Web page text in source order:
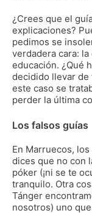
¿Crees que el
explicaciones?
pedimos se
verdadera cara:
educación. ¿Qué
decidido llevar de
este caso se
perder la última
Los falsos guías
En Marruecos,
dices que no con
póker (¡ni se te
tranquilo. Otra
Tánger
nosotros) uno